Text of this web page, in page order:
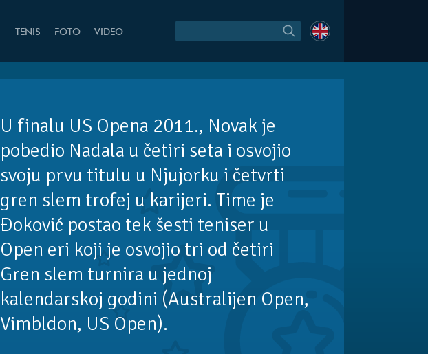
TENIS FOTO VIDEO
U finalu US Opena 2011., Novak je
pobedio Nadala u četiri seta i osvojio
svoju prvu titulu u Njujorku i četvrti
gren slem trofej u karijeri. Time je
Đoković postao tek šesti teniser u
Open eri koji je osvojio tri od četiri
Gren slem turnira u jednoj
kalendarskoj godini (Australijen Open,
Vimbldon, US Open).